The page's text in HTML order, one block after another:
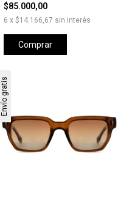
$85.000,00
6 x $14.166,67 sin interés
Comprar
Envío gratis